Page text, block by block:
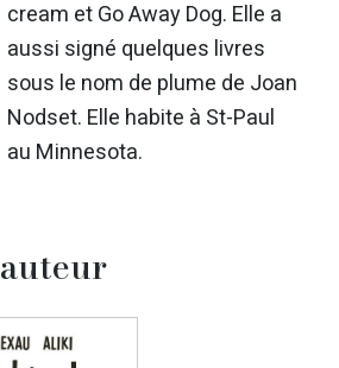
cream et Go Away Dog. Elle a
aussi signé quelques livres
sous le nom de plume de Joan
Nodset. Elle habite à St-Paul
au Minnesota.